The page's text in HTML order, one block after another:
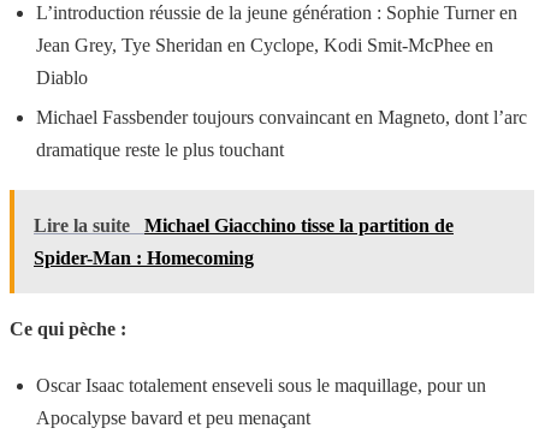
L’introduction réussie de la jeune génération : Sophie Turner en
Jean Grey, Tye Sheridan en Cyclope, Kodi Smit-McPhee en
Diablo
Michael Fassbender toujours convaincant en Magneto, dont l’arc
dramatique reste le plus touchant
Lire la suite
Michael Giacchino tisse la partition de
Spider-Man : Homecoming
Ce qui pèche :
Oscar Isaac totalement enseveli sous le maquillage, pour un
Apocalypse bavard et peu menaçant